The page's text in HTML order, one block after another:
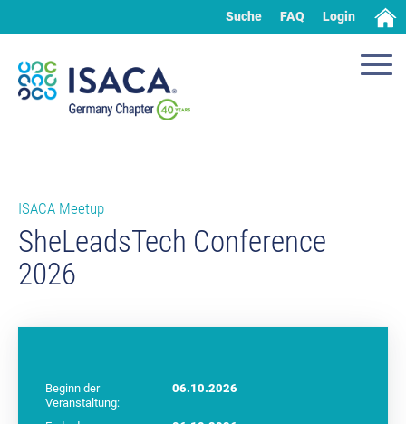
Suche FAQ Login
ISACA Meetup
SheLeadsTech Conference
2026
Beginn der
Veranstaltung:
06.10.2026